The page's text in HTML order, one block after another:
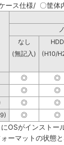
ース仕様/ 〇筐体
なし HDD
(無記入)
(H10/
◎ ◎
◎ ◎
◎ ◎
◎ ◎
OSがインストー
ーマットの状態